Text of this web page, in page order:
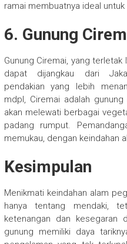
ramai membuatnya ideal
6. Gunung
Gunung Ciremai, yang
dapat dijangkau dari
pendakian yang lebih
mdpl, Ciremai adalah
akan melewati berbagai
padang rumput.
memukau, dengan keindahan
Kesimpulan
Menikmati keindahan alam
hanya tentang mendaki,
ketenangan dan kesegaran
gunung memiliki daya